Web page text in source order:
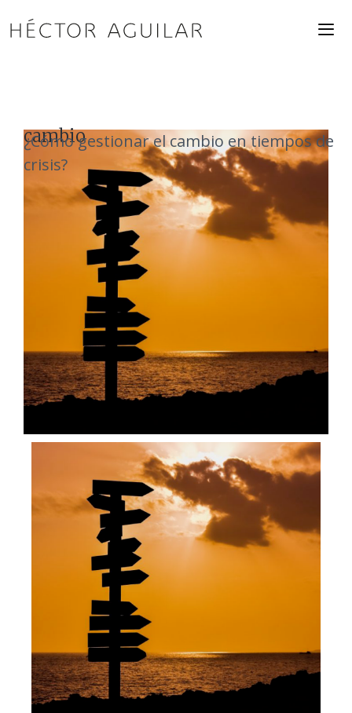
cambio
¿Cómo gestionar el cambio en tiempos de
crisis?